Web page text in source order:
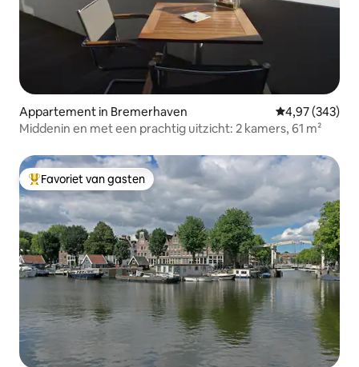
Appartement in Bremerhaven Gemiddelde
4,97 (343)
Middenin en met een prachtig uitzicht: 2 kamers, 61 m²
Topfavoriet van gasten
Favoriet van gasten